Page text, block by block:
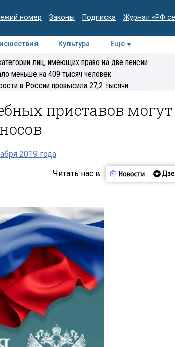
номер Законы Подписка Журнал «РФ
Культура
Ещё
Интервью Колумнисты
лиц, имеющих право на две пенсии
меньше на 409 тысяч человек
в России превысила 27,2 тысячи
приставов могут
2019 года
Читать нас в